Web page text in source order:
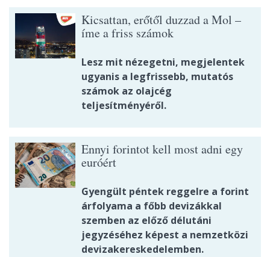
Kicsattan, erőtől duzzad a Mol –
íme a friss számok
Lesz mit nézegetni, megjelentek
ugyanis a legfrissebb, mutatós
számok az olajcég
teljesítményéről.
Ennyi forintot kell most adni egy
euróért
Gyengült péntek reggelre a forint
árfolyama a főbb devizákkal
szemben az előző délutáni
jegyzéséhez képest a nemzetközi
devizakereskedelemben.